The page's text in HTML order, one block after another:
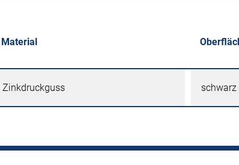
Material
Zinkdruckguss schwarz